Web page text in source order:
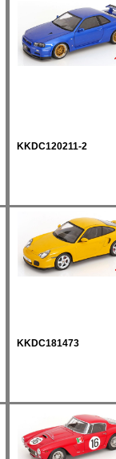
KKDC120211-2
KKDC181473